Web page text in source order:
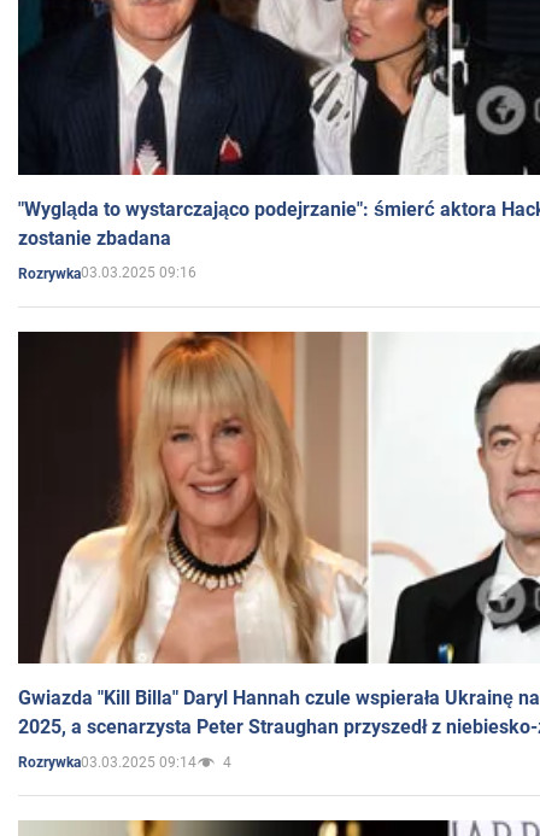
"Wygląda to wystarczająco podejrzanie": śmierć aktora
zostanie zbadana
Rozrywka03.03.2025 09:16
Gwiazda "Kill Billa" Daryl Hannah czule wspierała Ukrainę
2025, a scenarzysta Peter Straughan przyszedł z
Rozrywka03.03.2025 09:14 4